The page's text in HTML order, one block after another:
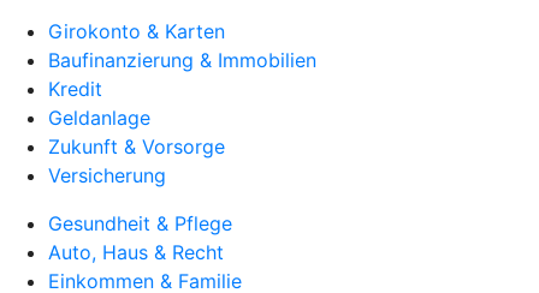
Girokonto & Karten
Baufinanzierung & Immobilien
Kredit
Geldanlage
Zukunft & Vorsorge
Versicherung
Gesundheit & Pflege
Auto, Haus & Recht
Einkommen & Familie